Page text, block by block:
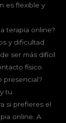
es flexible y
terapia online?
y dificultad
ser más difícil
físico.
presencial?
tu
si prefieres el
online. A